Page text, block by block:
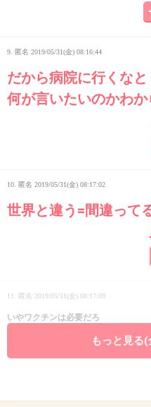
9. 匿名 2019/05/31(金) 08:16:44
だから病院に行くなと
何が言いたいのかわか
10. 匿名 2019/05/31(金) 08:17:02
世界と違う=間違って
11. 匿名 2019/05/31(金) 08:17:09
いやワクチンは必要だろ
もっと見る